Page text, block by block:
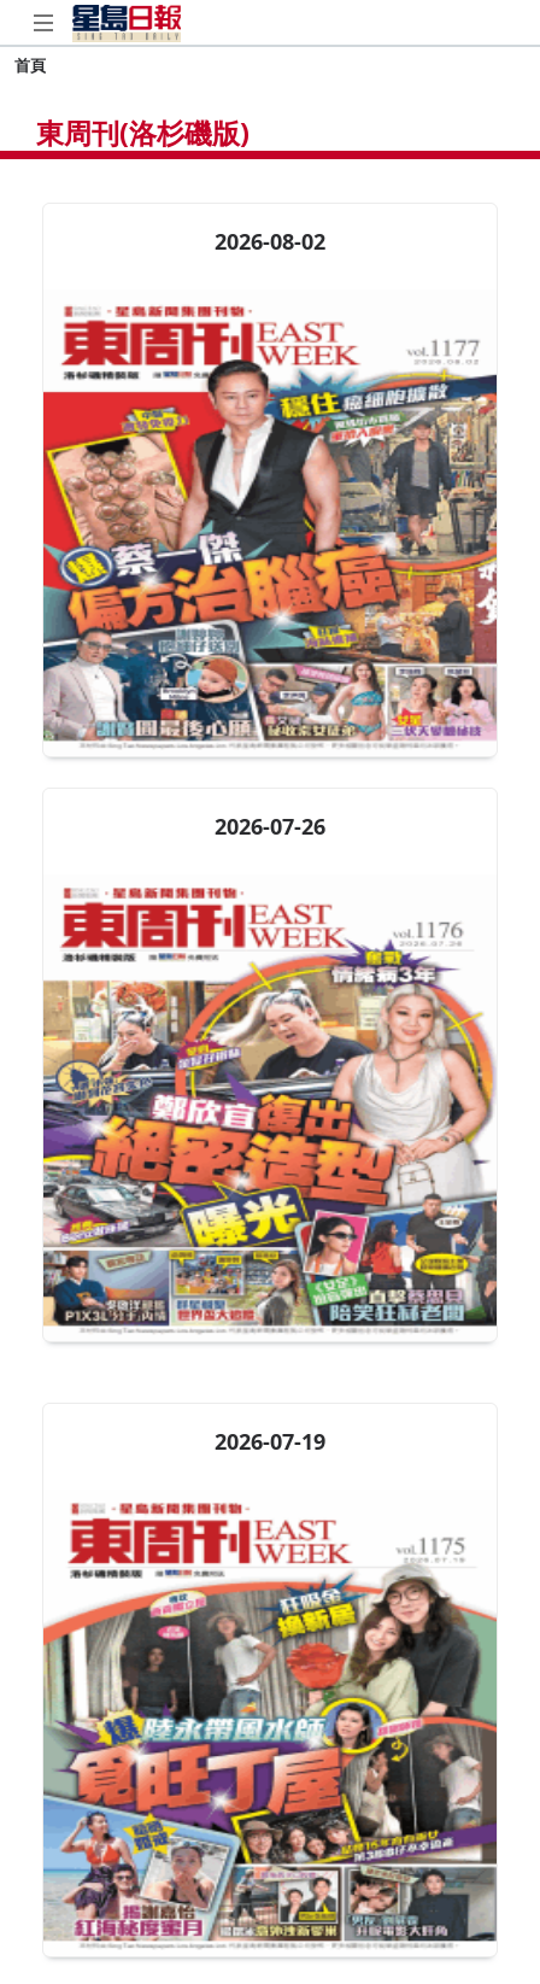
首頁
東周刊(洛杉磯版)
2026-08-02
2026-07-26
2026-07-19